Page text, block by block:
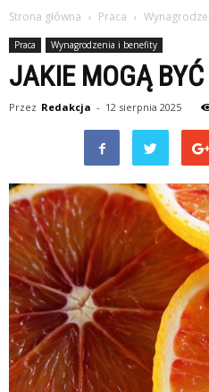
Strona główna Praca
Praca Wynagrodzenia i benefity
JAKIE MOGĄ
Przez Redakcja - 12 sierpnia 2025